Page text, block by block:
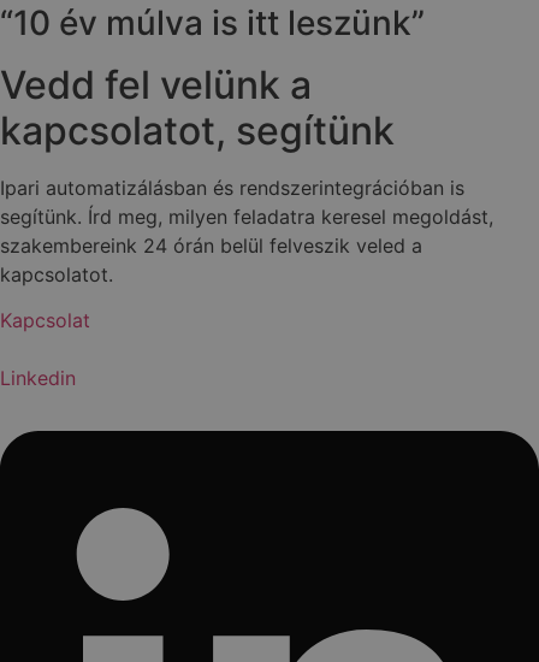
“10 év múlva is itt leszünk”
Vedd fel velünk a
kapcsolatot, segítünk
Ipari automatizálásban és rendszerintegrációban is
segítünk. Írd meg, milyen feladatra keresel megoldást,
szakembereink 24 órán belül felveszik veled a
kapcsolatot.
Kapcsolat
Linkedin